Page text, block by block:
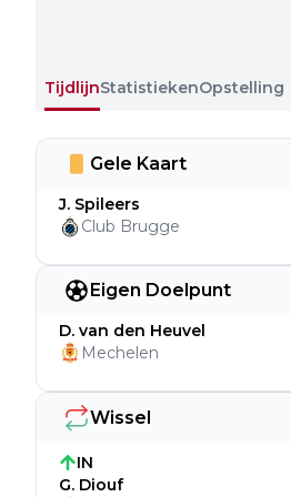
TijdlijnStatistiekenOpstelling
Wissel
IN
G. Diouf
Eigen Doelpunt
D. van den Heuvel
Mechelen
Gele Kaart
J. Spileers
Club Brugge